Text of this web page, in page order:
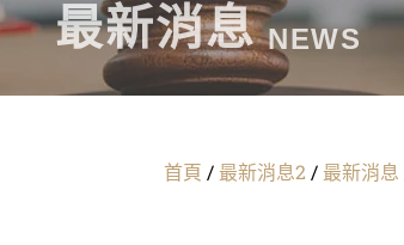
最新消息 NEWS
首頁 / 最新消息2 / 最新消息